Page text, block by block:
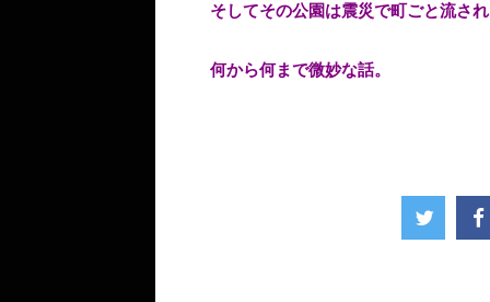
そしてその公園は震災で町ごと流さ
何から何まで微妙な話。